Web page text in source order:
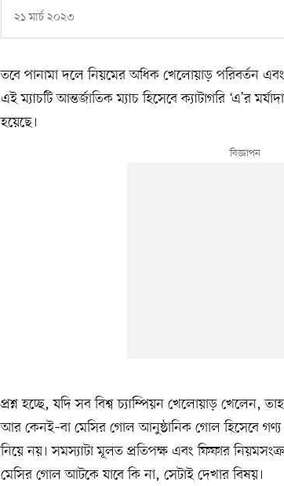
২১ মার্চ ২০২৩
তবে পানামা দলে নিয়মের অধিক খেলোয়াড় পরিবর্তন
এই ম্যাচটি আন্তর্জাতিক ম্যাচ হিসেবে ক্যাটাগরি ‘এ’র
হয়েছে।
প্রশ্ন হচ্ছে, যদি সব বিশ্ব চ্যাম্পিয়ন খেলোয়াড় খেলেন,
আর কেনই–বা মেসির গোল আনুষ্ঠানিক গোল হিসেবে গণ্য
নিয়ে নয়। সমস্যাটা মূলত প্রতিপক্ষ এবং ফিফার
মেসির গোল আটকে যাবে কি না, সেটাই দেখার বিষয়।